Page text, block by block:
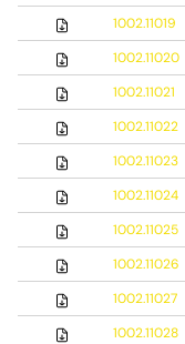
1002.11019
1002.11020
1002.11021
1002.11022
1002.11023
1002.11024
1002.11025
1002.11026
1002.11027
1002.11028